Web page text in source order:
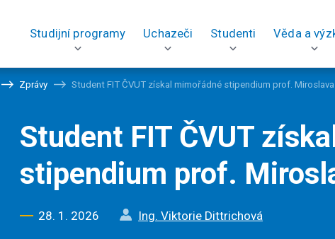
Studijní programy Uchazeči Studenti Věda a
Zprávy Student FIT ČVUT získal mimořádné stipendium prof.
Student FIT ČVUT
stipendium prof.
28. 1. 2026 Ing. Viktorie Dittrichová